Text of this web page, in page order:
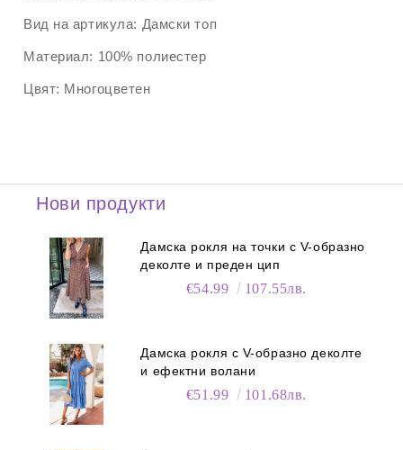
Вид на артикула: Дамски топ
Материал: 100% полиестер
Цвят: Многоцветен
Нови продукти
Дамска рокля на точки с V-образно
деколте и преден цип
€54.99 107.55лв.
Дамска рокля с V-образно деколте
и ефектни волани
€51.99 101.68лв.